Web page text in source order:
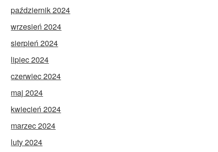
październik 2024
wrzesień 2024
sierpień 2024
lipiec 2024
czerwiec 2024
maj 2024
kwiecień 2024
marzec 2024
luty 2024